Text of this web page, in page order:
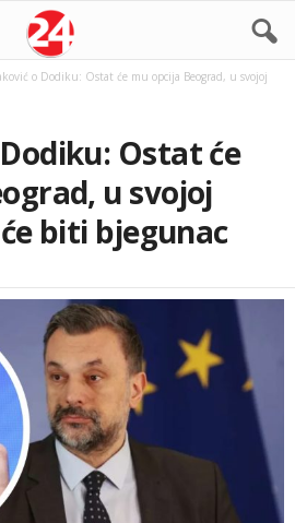
o Dodiku: Ostat će mu opcija Beograd, u svojoj
Ostat će
u svojoj
biti bjegunac